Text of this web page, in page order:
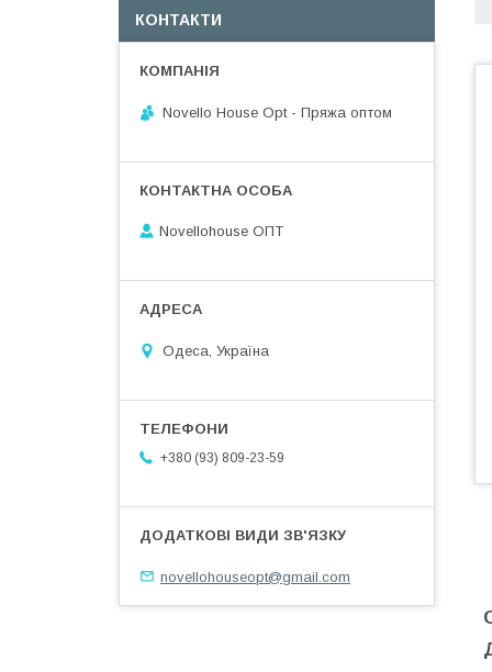
КОНТАКТИ
Novello House Opt - Пряжа оптом
Novellohouse ОПТ
Одеса, Україна
+380 (93) 809-23-59
novellohouseopt@gmail.com